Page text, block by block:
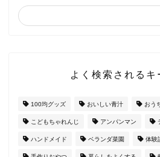
よく検索されるキ
100均グッズ おいしい青汁 おう
こどもちゃれんじ アンパンマン
ハンドメイド ベランダ菜園 体験